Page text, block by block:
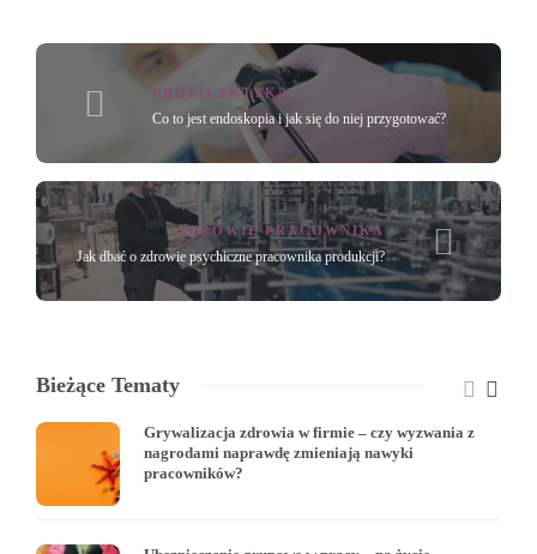
PROFILAKTYKA
Co to jest endoskopia i jak się do niej przygotować?
ZDROWIE PRACOWNIKA
Jak dbać o zdrowie psychiczne pracownika produkcji?
Bieżące Tematy
Grywalizacja zdrowia w firmie – czy wyzwania z
nagrodami naprawdę zmieniają nawyki
pracowników?